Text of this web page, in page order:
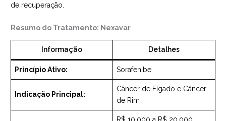
de recuperação.
Resumo do Tratamento: Nexavar
Informação Detalhes
Princípio Ativo: Sorafenibe
Indicação Principal:
Câncer de Fígado e Câncer
de Rim